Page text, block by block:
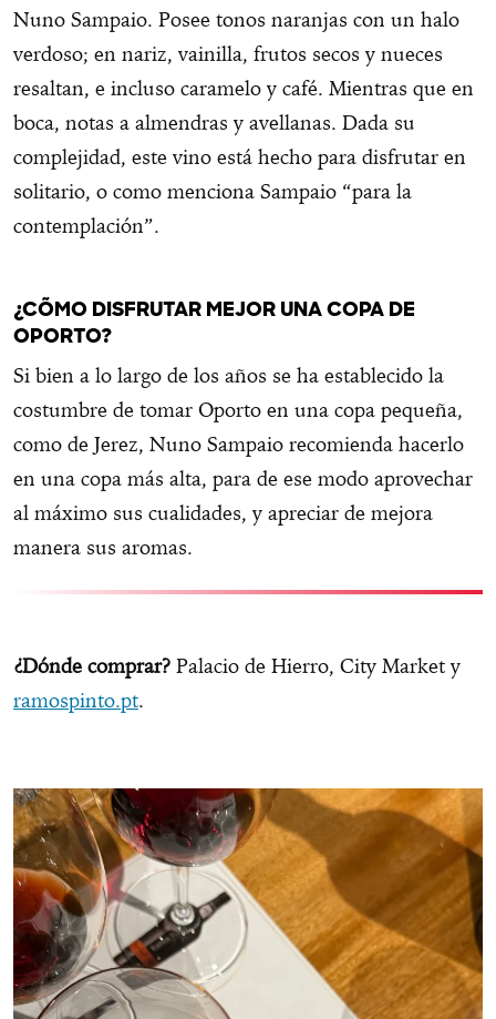
Nuno Sampaio. Posee tonos naranjas con un halo
verdoso; en nariz, vainilla, frutos secos y nueces
resaltan, e incluso caramelo y café. Mientras que en
boca, notas a almendras y avellanas. Dada su
complejidad, este vino está hecho para disfrutar en
solitario, o como menciona Sampaio “para la
contemplación”.
¿CÓMO DISFRUTAR MEJOR UNA COPA DE
OPORTO?
Si bien a lo largo de los años se ha establecido la
costumbre de tomar Oporto en una copa pequeña,
como de Jerez, Nuno Sampaio recomienda hacerlo
en una copa más alta, para de ese modo aprovechar
al máximo sus cualidades, y apreciar de mejora
manera sus aromas.
¿Dónde comprar? Palacio de Hierro, City Market y
ramospinto.pt.